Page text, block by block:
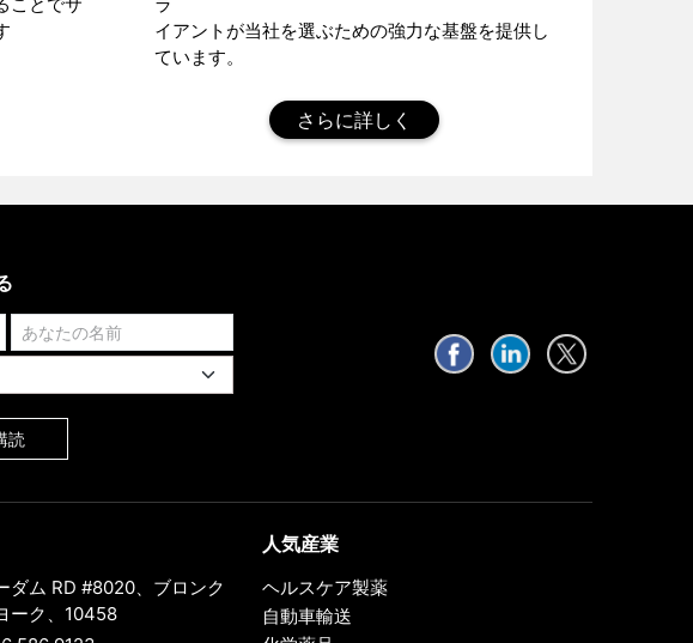
イアントが当社を選ぶための強力な基盤を提供し
ています。
さらに詳しく
読
ダム RD #8020、ブロンク
ーク、10458
人気産業
ヘルスケア製薬
自動車輸送